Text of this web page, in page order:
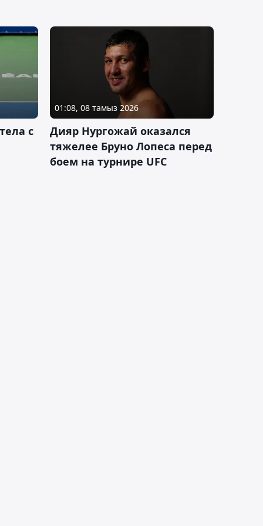
с
01:08, 08 тамыз 2026
Дияр Нургожай оказался
тяжелее Бруно Лопеса перед
боем на турнире UFC